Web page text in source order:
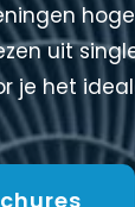
uit
je het